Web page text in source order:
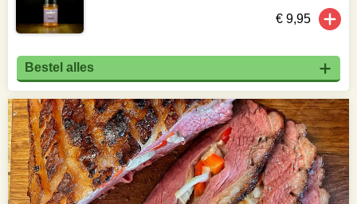
€ 9,95
Bestel alles